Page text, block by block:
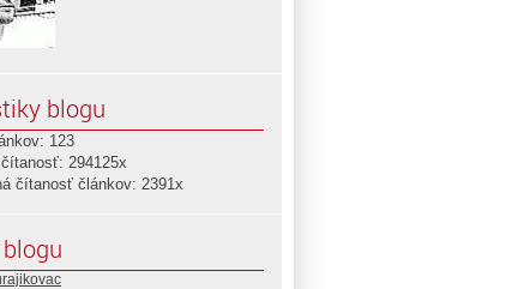
blogu
123
294125x
čítanosť článkov: 2391x